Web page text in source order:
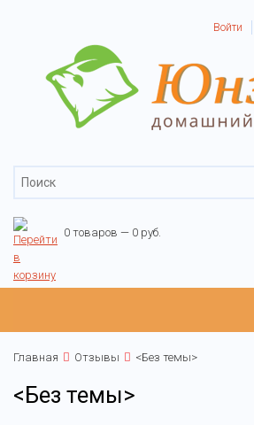
Войти
0 товаров — 0 руб.
Главная Отзывы <Без темы>
<Без темы>